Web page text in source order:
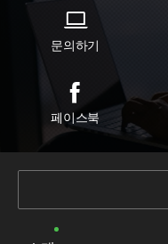
문의하기
페이스북